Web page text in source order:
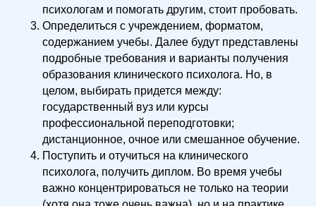
психологам и помогать другим, стоит пробовать.
Определиться с учреждением, форматом,
содержанием учебы. Далее будут представлены
подробные требования и варианты получения
образования клинического психолога. Но, в
целом, выбирать придется между:
государственный вуз или курсы
профессиональной переподготовки;
дистанционное, очное или смешанное обучение.
Поступить и отучиться на клинического
психолога, получить диплом. Во время учебы
важно концентрироваться не только на теории